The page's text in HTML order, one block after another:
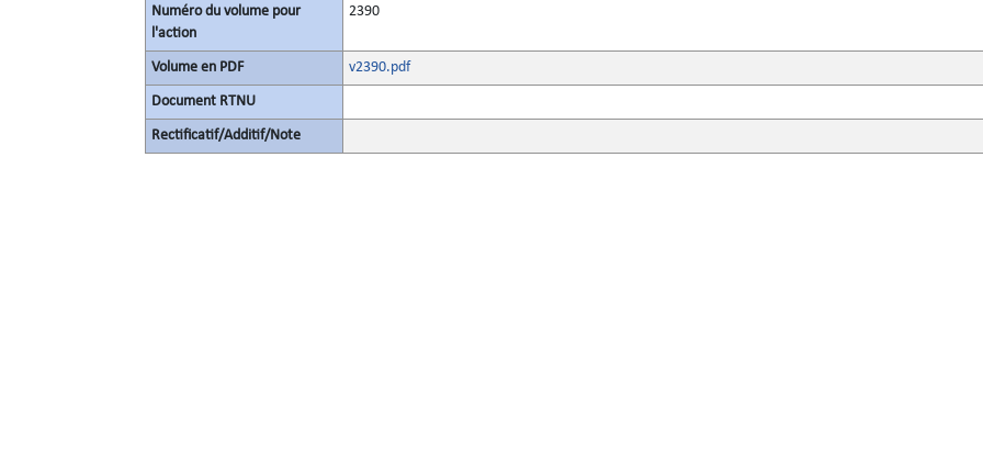
Numéro du volume pour
l'action
2390
Volume en PDF v2390.pdf
Document RTNU
Rectificatif/Additif/Note